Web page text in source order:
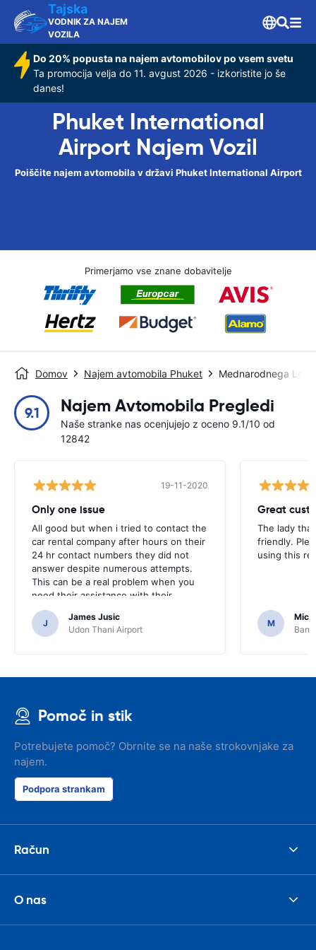
Tajska
VODNIK ZA NAJEM
VOZILA
Do 20% popusta na najem avtomobilov po vsem svetu
Ta promocija velja do 11. avgust 2026 - izkoristite jo še
danes!
Phuket International
Airport Najem Vozil
Poiščite najem avtomobila v državi Phuket International Airport
Primerjamo vse znane dobavitelje
Domov Najem avtomobila Phuket Mednarodnega
9.1 Najem Avtomobila Pregledi
Naše stranke nas ocenjujejo z oceno 9.1/10 od
12842
19-11-2020
Only one issue
All good but when i tried to contact the
car rental company after hours on their
24 hr contact numbers they did not
answer despite numerous attempts.
This can be a real problem when you
need their assistance with their
services or car.
J
James Jusic
Udon Thani Airport
Great
The lady
friendly.
using this
M
Pomoč in stik
Potrebujete pomoč? Obrnite se na naše strokovnjake za
najem.
Podpora strankam
Račun
O nas